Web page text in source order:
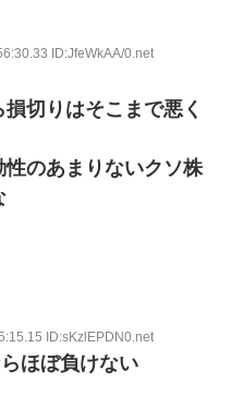
ID:JfeWkAA/0.net
切りはそこまで悪く
のあまりないクソ株
ID:sKzlEPDN0.net
ほぼ負けない